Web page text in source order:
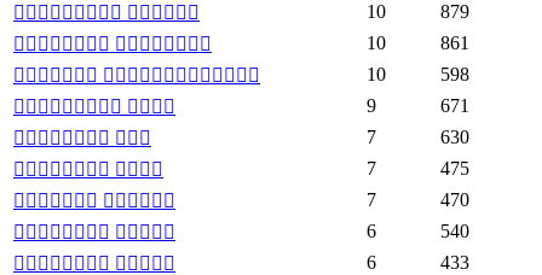
 
10
879
 
10
861
 
10
598
 
9
671
 
7
630
 
7
475
 
7
470
 
6
540
 
6
433